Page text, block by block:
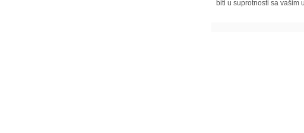
biti u suprotnosti sa vašim